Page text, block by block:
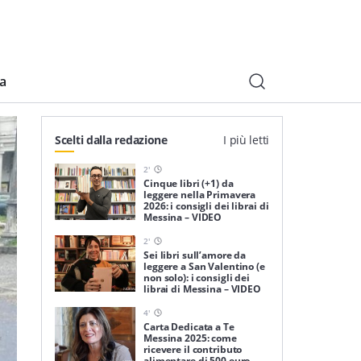
Scelti dalla redazione I più letti
2'
Cinque libri (+1) da
leggere nella Primavera
2026: i consigli dei librai di
Messina – VIDEO
2'
Sei libri sull’amore da
leggere a San Valentino (e
non solo): i consigli dei
librai di Messina – VIDEO
4'
Carta Dedicata a Te
Messina 2025: come
ricevere il contributo